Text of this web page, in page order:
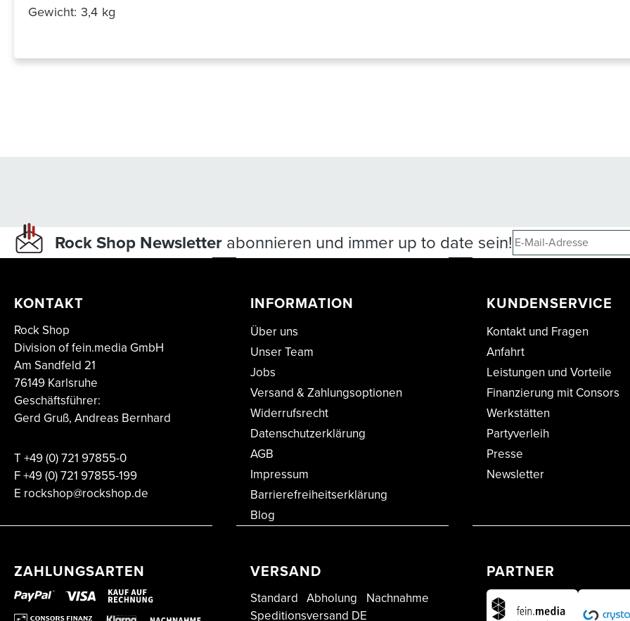
Gewicht: 3,4 kg
Rock Shop Newsletterabonnieren und immer up to date sein!
KONTAKT
Rock Shop
Division of fein.media GmbH
Am Sandfeld 21
76149 Karlsruhe
Geschäftsführer:
Gerd Gruß, Andreas Bernhard
T+49 (0) 721 97855-0
F+49 (0) 721 97855-199
E rockshop@rockshop.de
INFORMATION
Über uns
Unser Team
Jobs
Versand & Zahlungsoptionen
Widerrufsrecht
Datenschutzerklärung
AGB
Impressum
Barrierefreiheitserklärung
Blog
KUNDENSERVICE
Kontakt und Fragen
Anfahrt
Leistungen und Vorteile
Finanzierung mit Consors
Werkstätten
Partyverleih
Presse
Newsletter
ZAHLUNGSARTEN VERSAND
Standard Abholung Nachnahme
Speditionsversand DE
PARTNER